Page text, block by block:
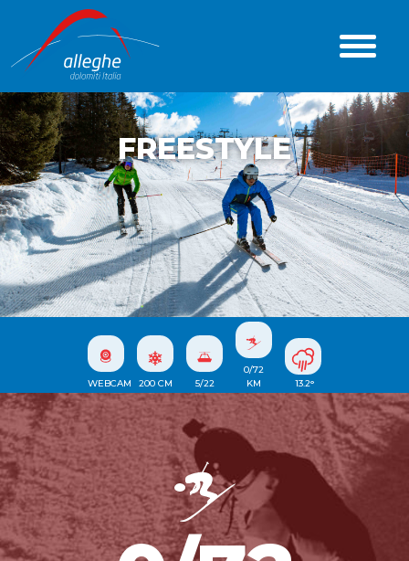
FREESTYLE
WEBCAM 200CM 5/22
0/72
KM
13.2°